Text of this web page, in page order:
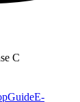
C
GuideE-